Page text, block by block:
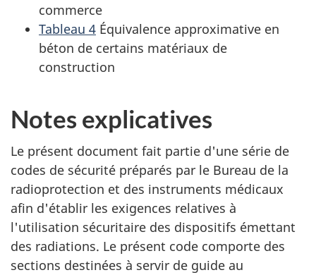
commerce
Tableau 4 Équivalence approximative en
béton de certains matériaux de
construction
Notes explicatives
Le présent document fait partie d'une série de
codes de sécurité préparés par le Bureau de la
radioprotection et des instruments médicaux
afin d'établir les exigences relatives à
l'utilisation sécuritaire des dispositifs émettant
des radiations. Le présent code comporte des
sections destinées à servir de guide au